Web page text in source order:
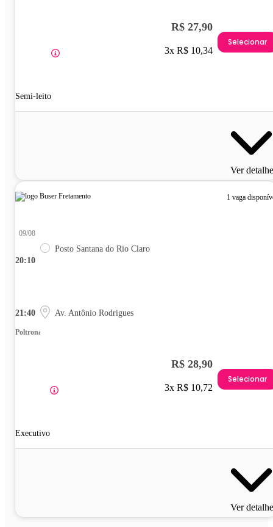
Semi-leito
R$ 27,90
3x R$ 10,34
Selecionar
Ver
1 vaga
20:10
09/08
Posto Santana do Rio Claro
21:40 Av. Antônio Rodrigues
Poltrona
Executivo
R$ 28,90
3x R$ 10,72
Selecionar
Ver